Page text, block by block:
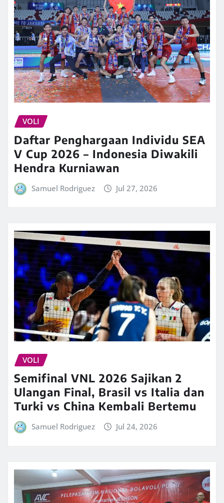
VOLI
Daftar Penghargaan Individu SEA
V Cup 2026 – Indonesia Diwakili
Hendra Kurniawan
Samuel Rodriguez Jul 27, 2026
VOLI
Semifinal VNL 2026 Sajikan 2
Ulangan Final, Brasil vs Italia dan
Turki vs China Kembali Bertemu
Samuel Rodriguez Jul 24, 2026